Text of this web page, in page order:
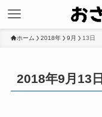
ホーム 2018年 9月 13日
2018年9月13日